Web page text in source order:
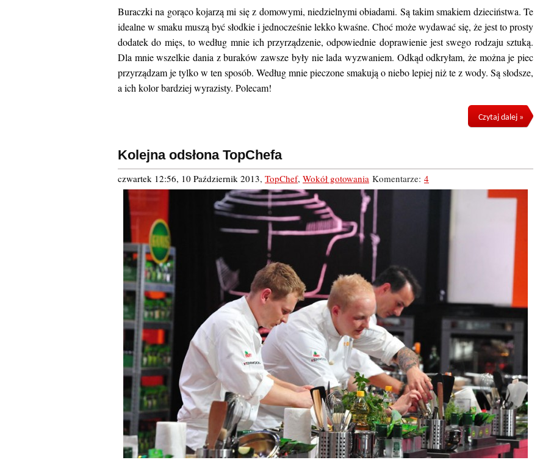
Buraczki na gorąco kojarzą mi się z domowymi, niedzielnymi obiadami. Są takim smakiem dzieciństwa. Te
idealne w smaku muszą być słodkie i jednocześnie lekko kwaśne. Choć może wydawać się, że jest to prosty
dodatek do mięs, to według mnie ich przyrządzenie, odpowiednie doprawienie jest swego rodzaju sztuką.
Dla mnie wszelkie dania z buraków zawsze były nie lada wyzwaniem. Odkąd odkryłam, że można je piec
przyrządzam je tylko w ten sposób. Według mnie pieczone smakują o niebo lepiej niż te z wody. Są słodsze,
a ich kolor bardziej wyrazisty. Polecam!
Czytaj dalej »
Kolejna odsłona TopChefa
czwartek 12:56, 10 Październik 2013, TopChef, Wokół gotowania Komentarze: 4